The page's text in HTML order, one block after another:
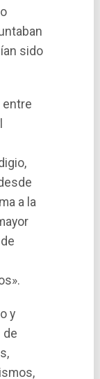
sido
entre
a la
y
de